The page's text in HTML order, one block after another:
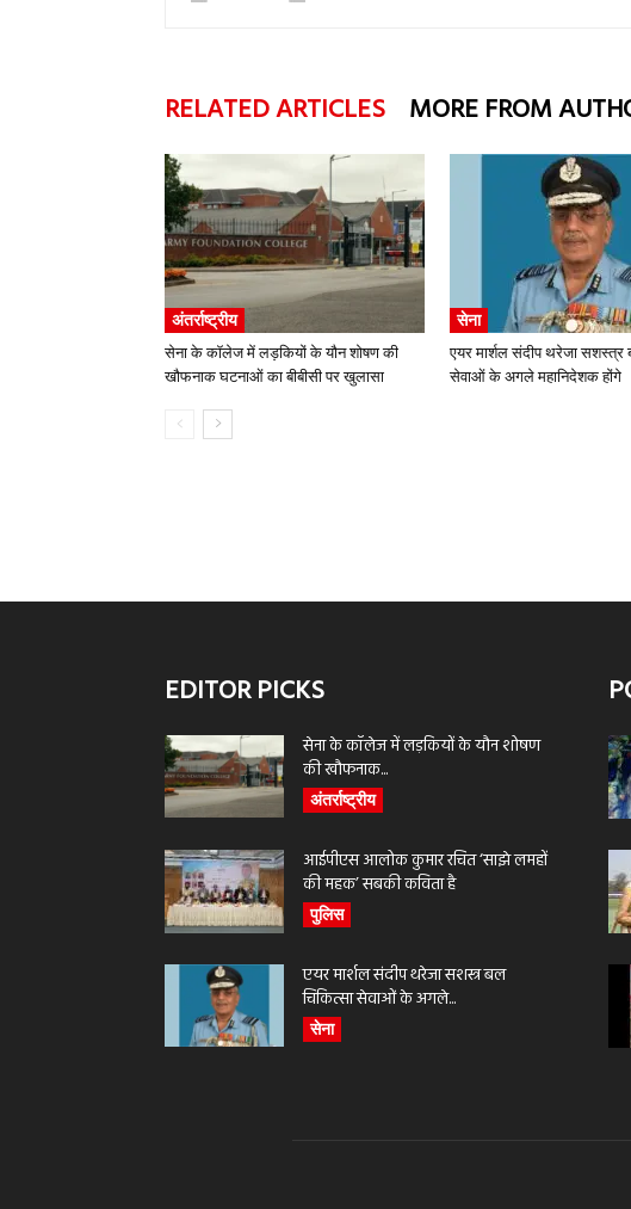
RELATED ARTICLES MORE FROM
अंतर्राष्ट्रीय
सेना के कॉलेज में लड़कियों के यौन शोषण की
खौफनाक घटनाओं का बीबीसी पर खुलासा
सेना
एयर मार्शल संदीप थरेजा सशस्त्र
सेवाओं के अगले महानिदेशक होंगे
EDITOR PICKS
सेना के कॉलेज में लड़कियों के यौन शोषण
की खौफनाक...
अंतर्राष्ट्रीय
आईपीएस आलोक कुमार रचित ‘साझे लमहों
की महक’ सबकी कविता है
पुलिस
एयर मार्शल संदीप थरेजा सशस्त्र बल
चिकित्सा सेवाओं के अगले...
सेना